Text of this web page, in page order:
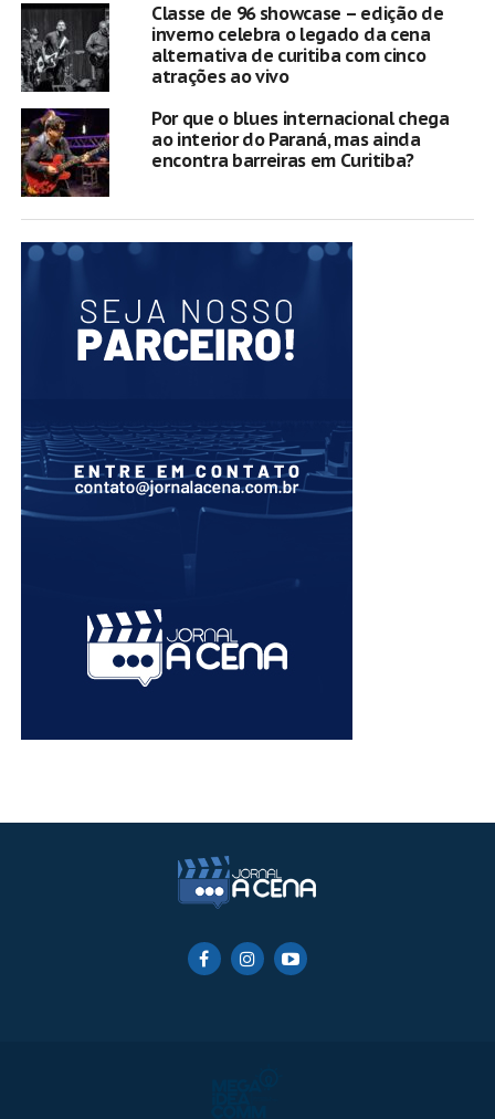
Classe de 96 showcase – edição de
inverno celebra o legado da cena
alternativa de curitiba com cinco
atrações ao vivo
Por que o blues internacional chega
ao interior do Paraná, mas ainda
encontra barreiras em Curitiba?